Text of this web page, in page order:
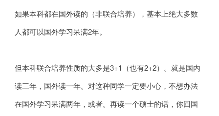
如果本科都在国外读的（非联合培养），基本上绝大多数
人都可以国外学习呆满2年。
但本科联合培养性质的大多是3+1（也有2+2）。就是国内
读三年，国外读一年。对这种同学一定要小心，不想办法
在国外学习呆满两年，或者。再读一个硕士的话，你回国